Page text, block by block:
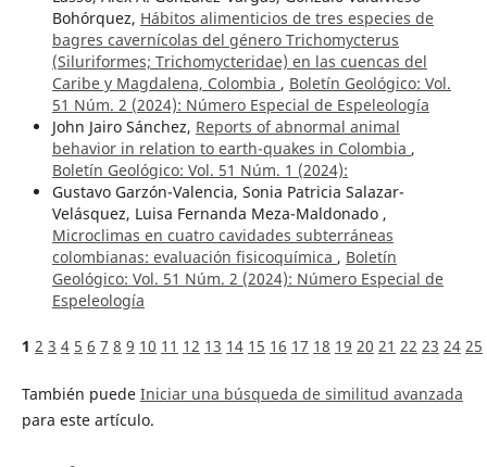
Bohórquez, Hábitos alimenticios de tres especies de
bagres cavernícolas del género Trichomycterus
(Siluriformes; Trichomycteridae) en las cuencas del
Caribe y Magdalena, Colombia , Boletín Geológico: Vol.
51 Núm. 2 (2024): Número Especial de Espeleología
John Jairo Sánchez, Reports of abnormal animal
behavior in relation to earth-quakes in Colombia ,
Boletín Geológico: Vol. 51 Núm. 1 (2024):
Gustavo Garzón-Valencia, Sonia Patricia Salazar-
Velásquez, Luisa Fernanda Meza-Maldonado ,
Microclimas en cuatro cavidades subterráneas
colombianas: evaluación fisicoquímica , Boletín
Geológico: Vol. 51 Núm. 2 (2024): Número Especial de
Espeleología
1 2 3 4 5 6 7 8 9 10 11 12 13 14 15 16 17 18 19 20 21 22 23 24 25
También puede Iniciar una búsqueda de similitud avanzada
para este artículo.